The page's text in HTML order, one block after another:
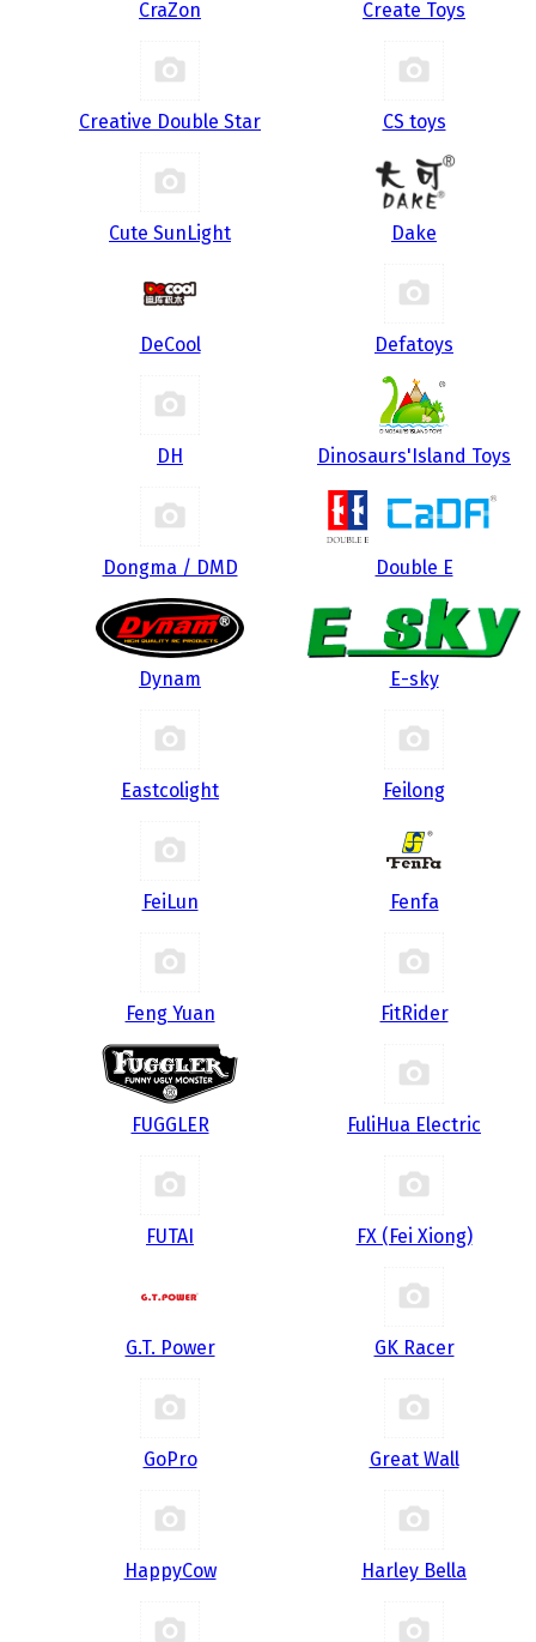
CraZon Create Toys
Creative Double Star CS toys
Cute SunLight Dake
DeCool Defatoys
DH Dinosaurs'Island Toys
Dongma / DMD Double E
Dynam E-sky
Eastcolight Feilong
FeiLun Fenfa
Feng Yuan FitRider
FUGGLER FuliHua Electric
FUTAI FX (Fei Xiong)
G.T. Power GK Racer
GoPro Great Wall
HappyCow Harley Bella